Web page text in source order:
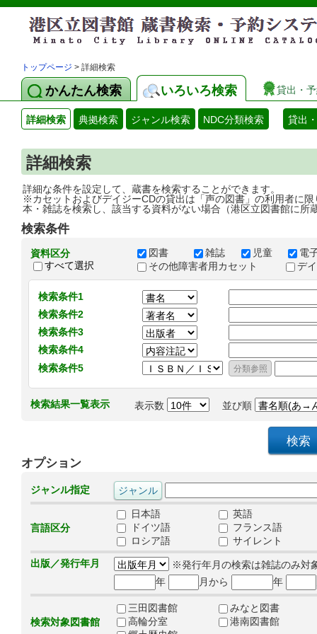
トップページ > 詳細検索
かんたん検索 いろいろ検索 貸出・
詳細検索 典拠検索 ジャンル検索 NDC分類検索 貸出
詳細検索
詳細な条件を設定して、蔵書を検索することができます。
※カセットおよびデイジーCDの貸出は「声の図書」の利用者に限
本・雑誌を検索し、該当する資料がない場合（港区立図書館に所
検索条件
資料区分
すべて選択
図書 雑誌 児童
電
その他障害者用カセット
デ
検索条件1
検索条件2
検索条件3
検索条件4
検索条件5
検索結果一覧表示 表示数 並び順
オプション
ジャンル指定
言語区分
日本語
英語
ドイツ語
フランス語
ロシア語
サイレント
出版／発行年月
※発行年月の検索は雑誌のみ対
年
月から 年
検索対象図書館
三田図書館
みなと図書
高輪分室
港南図書館